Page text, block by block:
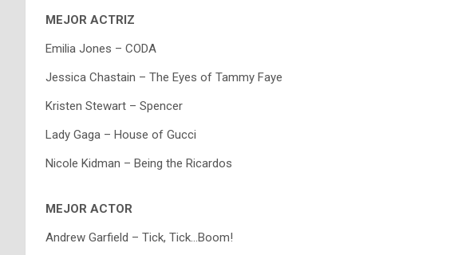
MEJOR ACTRIZ
Emilia Jones – CODA
Jessica Chastain – The Eyes of Tammy Faye
Kristen Stewart – Spencer
Lady Gaga – House of Gucci
Nicole Kidman – Being the Ricardos
MEJOR ACTOR
Andrew Garfield – Tick, Tick…Boom!